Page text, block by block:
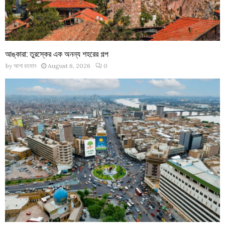
আঙ্কারা: তুরস্কের এক অনন্য শহরের গল্প
by আশা রহমান August 6, 2026 0